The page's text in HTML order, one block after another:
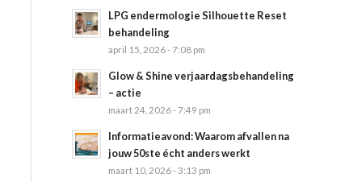
LPG endermologie Silhouette Reset
behandeling
april 15, 2026 - 7:08 pm
Glow & Shine verjaardagsbehandeling
– actie
maart 24, 2026 - 7:49 pm
Informatieavond: Waarom afvallen na
jouw 50ste écht anders werkt
maart 10, 2026 - 3:13 pm